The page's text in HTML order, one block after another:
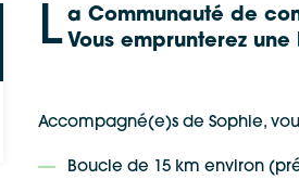
L a Communauté de
Vous emprunterez
Accompagné(e)s de Sophie,
Boucle de 15 km environ
Google Maps